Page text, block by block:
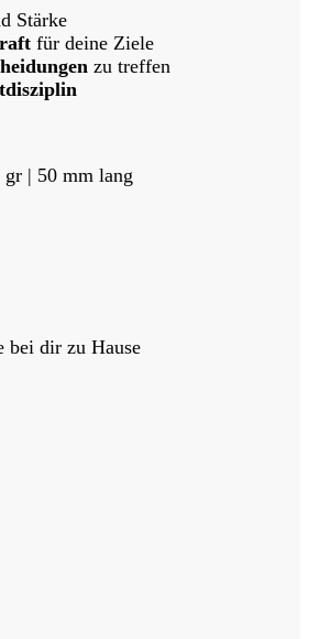
Stärke
für deine Ziele
zu treffen
| 50 mm lang
bei dir zu Hause